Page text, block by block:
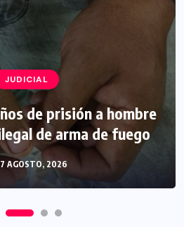
JUDICIAL
de prisión a hombre
de arma de fuego
7 AGOSTO, 2026